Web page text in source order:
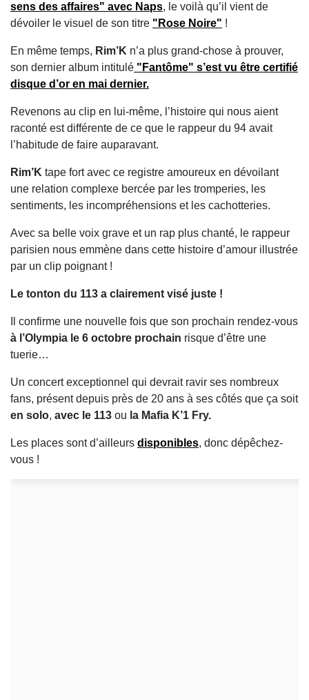
sens des affaires" avec Naps, le voilà qu’il vient de
dévoiler le visuel de son titre "Rose Noire" !
En même temps, Rim’K n’a plus grand-chose à prouver,
son dernier album intitulé "Fantôme" s’est vu être certifié
disque d’or en mai dernier.
Revenons au clip en lui-même, l’histoire qui nous aient
raconté est différente de ce que le rappeur du 94 avait
l’habitude de faire auparavant.
Rim’K tape fort avec ce registre amoureux en dévoilant
une relation complexe bercée par les tromperies, les
sentiments, les incompréhensions et les cachotteries.
Avec sa belle voix grave et un rap plus chanté, le rappeur
parisien nous emmène dans cette histoire d’amour illustrée
par un clip poignant !
Le tonton du 113 a clairement visé juste !
Il confirme une nouvelle fois que son prochain rendez-vous
à l’Olympia le 6 octobre prochain risque d’être une
tuerie…
Un concert exceptionnel qui devrait ravir ses nombreux
fans, présent depuis près de 20 ans à ses côtés que ça soit
en solo, avec le 113 ou la Mafia K’1 Fry.
Les places sont d’ailleurs disponibles, donc dépêchez-
vous !